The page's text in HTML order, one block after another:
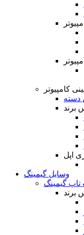
کامپیوتر
دسته
برند
اپل
وسایل گیمینگ
تاپ گیمینگ
برند